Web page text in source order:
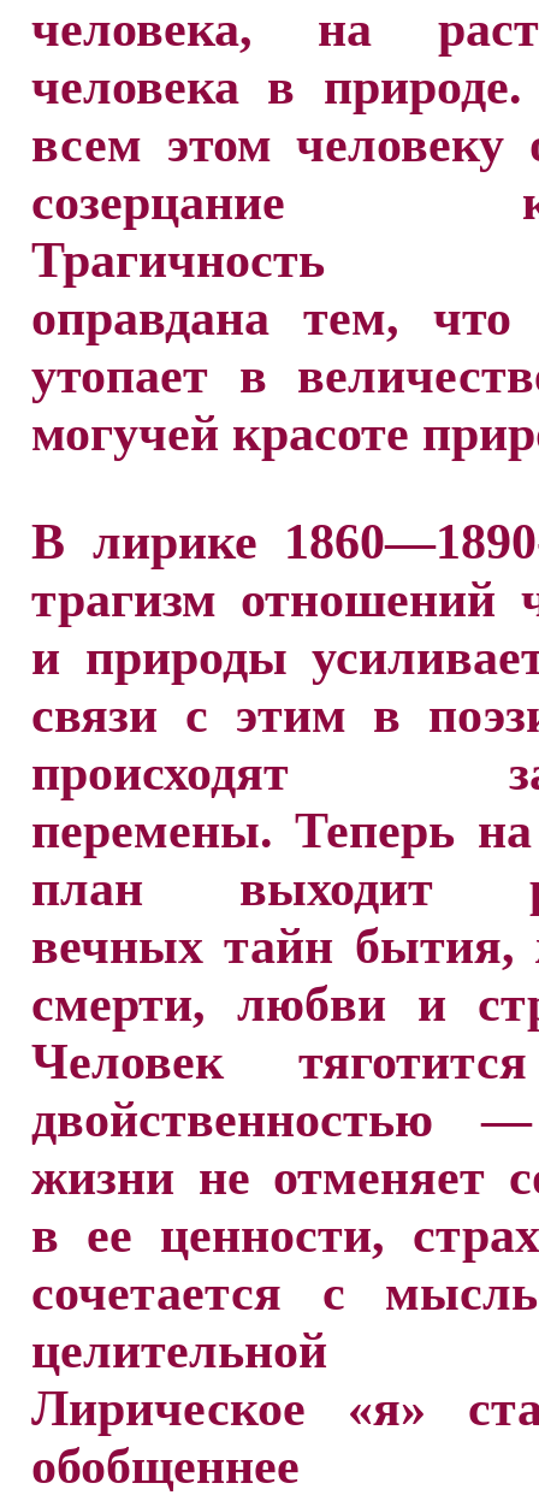
человека, на
человека в
всем этом человеку
созерцание
Трагичность
оправдана тем, что
утопает в
могучей красоте
В лирике
трагизм отношений
и природы
связи с этим в
происходят
перемены. Теперь
план выходит
вечных тайн бытия,
смерти, любви и
Человек
двойственностью
жизни не отменяет
в ее ценности,
сочетается с
целительной
Лирическое «я»